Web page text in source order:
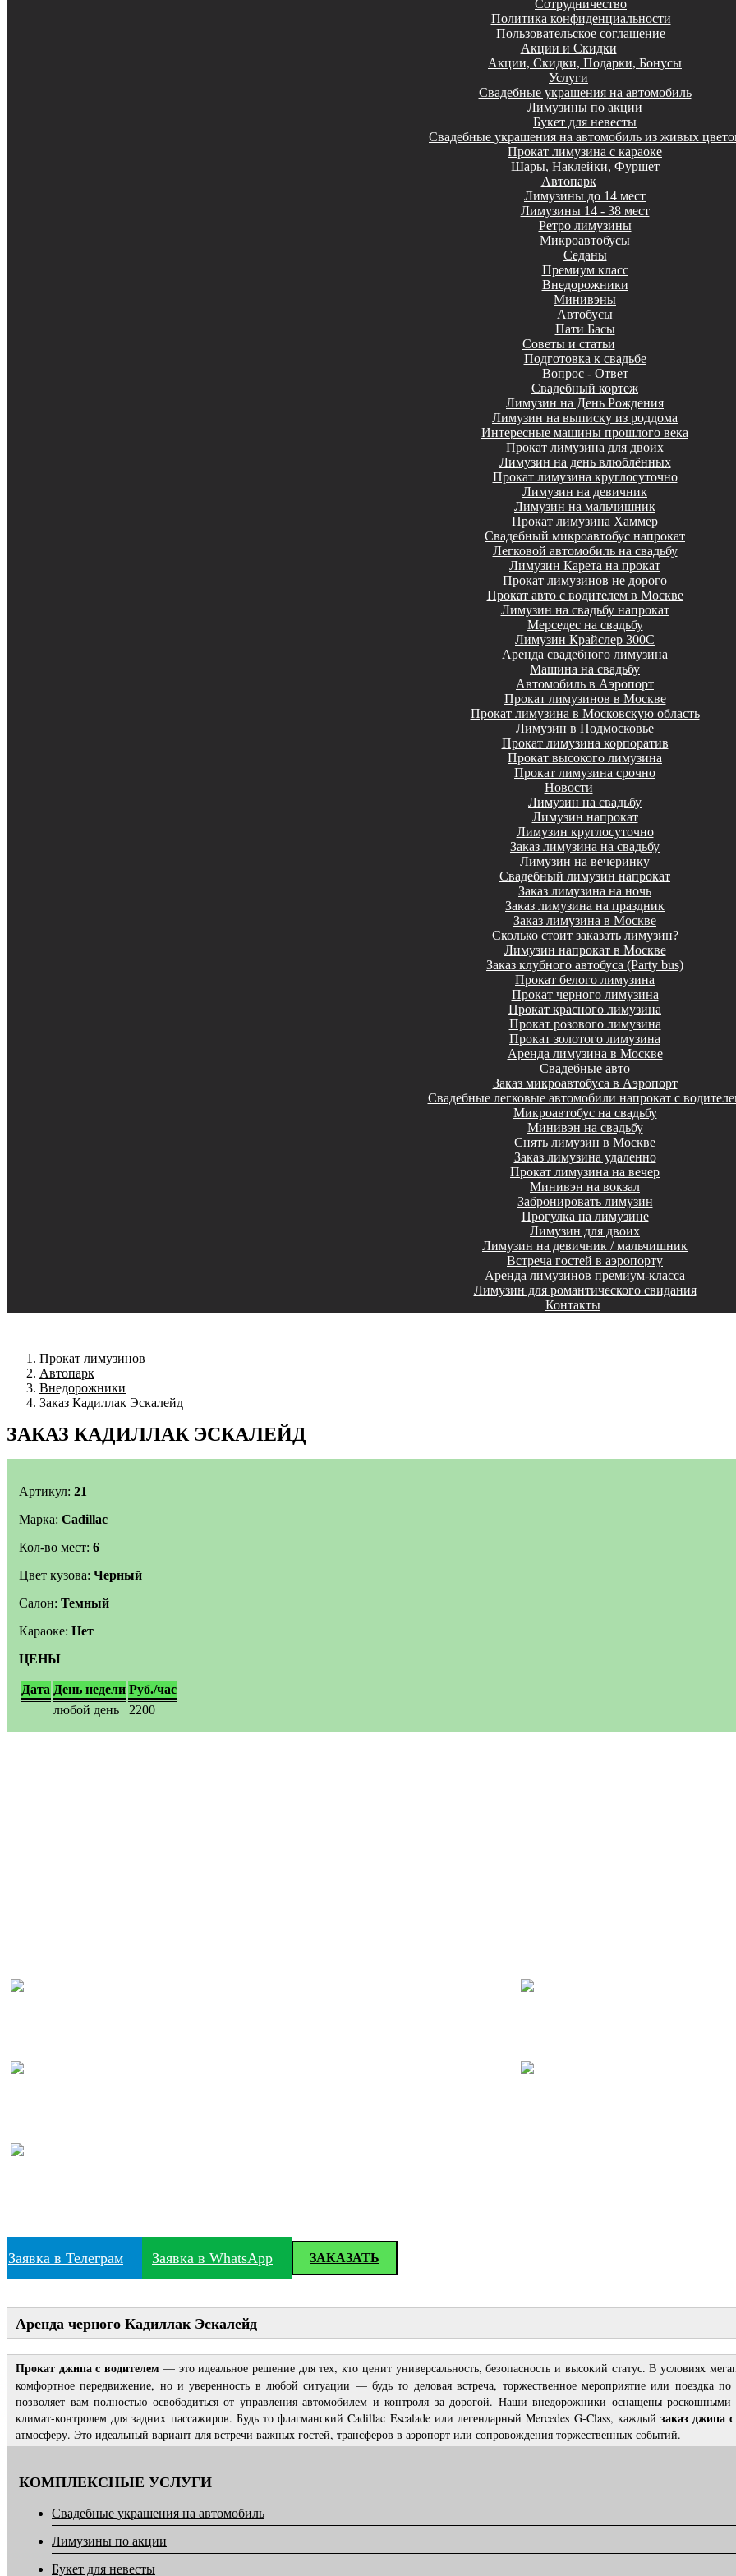
Сотрудничество
Политика конфиденциальности
Пользовательское соглашение
Акции и Скидки
Акции, Скидки, Подарки, Бонусы
Услуги
Свадебные украшения на автомобиль
Лимузины по акции
Букет для невесты
Свадебные украшения на автомобиль из живых
Прокат лимузина с караоке
Шары, Наклейки, Фуршет
Автопарк
Лимузины до 14 мест
Лимузины 14 - 38 мест
Ретро лимузины
Микроавтобусы
Седаны
Премиум класс
Внедорожники
Минивэны
Автобусы
Пати Басы
Советы и статьи
Подготовка к свадьбе
Вопрос - Ответ
Свадебный кортеж
Лимузин на День Рождения
Лимузин на выписку из роддома
Интересные машины прошлого века
Прокат лимузина для двоих
Лимузин на день влюблённых
Прокат лимузина круглосуточно
Лимузин на девичник
Лимузин на мальчишник
Прокат лимузина Хаммер
Свадебный микроавтобус напрокат
Легковой автомобиль на свадьбу
Лимузин Карета на прокат
Прокат лимузинов не дорого
Прокат авто с водителем в Москве
Лимузин на свадьбу напрокат
Мерседес на свадьбу
Лимузин Крайслер 300С
Аренда свадебного лимузина
Машина на свадьбу
Автомобиль в Аэропорт
Прокат лимузинов в Москве
Прокат лимузина в Московскую область
Лимузин в Подмосковье
Прокат лимузина корпоратив
Прокат высокого лимузина
Прокат лимузина срочно
Новости
Лимузин на свадьбу
Лимузин напрокат
Лимузин круглосуточно
Заказ лимузина на свадьбу
Лимузин на вечеринку
Свадебный лимузин напрокат
Заказ лимузина на ночь
Заказ лимузина на праздник
Заказ лимузина в Москве
Сколько стоит заказать лимузин?
Лимузин напрокат в Москве
Заказ клубного автобуса (Party bus)
Прокат белого лимузина
Прокат черного лимузина
Прокат красного лимузина
Прокат розового лимузина
Прокат золотого лимузина
Аренда лимузина в Москве
Свадебные авто
Заказ микроавтобуса в Аэропорт
Свадебные легковые автомобили напрокат с
Микроавтобус на свадьбу
Минивэн на свадьбу
Снять лимузин в Москве
Заказ лимузина удаленно
Прокат лимузина на вечер
Минивэн на вокзал
Забронировать лимузин
Прогулка на лимузине
Лимузин для двоих
Лимузин на девичник / мальчишник
Встреча гостей в аэропорту
Аренда лимузинов премиум-класса
Лимузин для романтического свидания
Контакты
Прокат лимузинов
Автопарк
Внедорожники
Заказ Кадиллак Эскалейд
ЗАКАЗ КАДИЛЛАК ЭСКАЛЕЙД
Артикул: 21
Марка: Cadillac
Кол-во мест: 6
Цвет кузова: Черный
Салон: Темный
Караоке: Нет
ЦЕНЫ
Дата День недели Руб./час
любой день
2200
Заявка в Телеграм Заявка в WhatsApp ЗАКАЗАТЬ
Аренда черного Кадиллак Эскалейд
Прокат джипа с водителем — это идеальное решение для тех, кто ценит универсальность, безопасность и высокий статус. В условиях
комфортное передвижение, но и уверенность в любой ситуации — будь то деловая встреча, торжественное мероприятие или поездка
позволяет вам полностью освободиться от управления автомобилем и контроля за дорогой. Наши внедорожники оснащены
климат-контролем для задних пассажиров. Будь то флагманский Cadillac Escalade или легендарный Mercedes G-Class, каждый заказ джипа
атмосферу. Это идеальный вариант для встречи важных гостей, трансферов в аэропорт или сопровождения торжественных событий.
КОМПЛЕКСНЫЕ УСЛУГИ
Свадебные украшения на автомобиль
Лимузины по акции
Букет для невесты